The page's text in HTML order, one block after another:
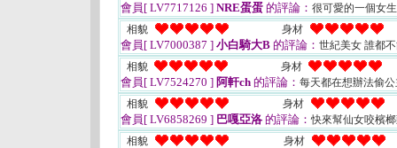
會員[ LV7717126 ] NRE蛋蛋 的評論： 很可愛的一個女
相貌
身材
會員[ LV7000387 ] 小白騎大B 的評論： 世紀美女 誰都
相貌
身材
會員[ LV7524270 ] 阿軒ch 的評論： 每天都在想辦法偷
相貌
身材
會員[ LV6858269 ] 巴嘎亞洛 的評論：快來幫仙女咬檳
相貌
身材